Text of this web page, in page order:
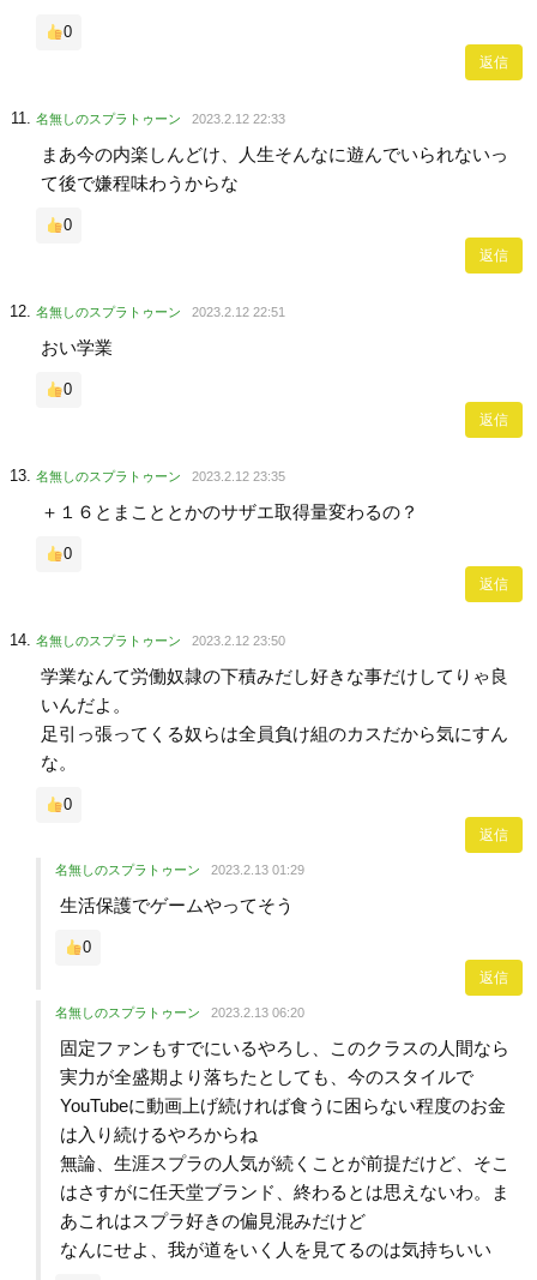
0
返信
名無しのスプラトゥーン 2023.2.12 22:33
まあ今の内楽しんどけ、人生そんなに遊んでいられないっ
て後で嫌程味わうからな
0
返信
名無しのスプラトゥーン 2023.2.12 22:51
おい学業
0
返信
名無しのスプラトゥーン 2023.2.12 23:35
＋１６とまこととかのサザエ取得量変わるの？
0
返信
名無しのスプラトゥーン 2023.2.12 23:50
学業なんて労働奴隷の下積みだし好きな事だけしてりゃ良
いんだよ。
足引っ張ってくる奴らは全員負け組のカスだから気にすん
な。
0
返信
名無しのスプラトゥーン 2023.2.13 01:29
生活保護でゲームやってそう
0
返信
名無しのスプラトゥーン 2023.2.13 06:20
固定ファンもすでにいるやろし、このクラスの人間なら
実力が全盛期より落ちたとしても、今のスタイルで
YouTubeに動画上げ続ければ食うに困らない程度のお金
は入り続けるやろからね
無論、生涯スプラの人気が続くことが前提だけど、そこ
はさすがに任天堂ブランド、終わるとは思えないわ。ま
あこれはスプラ好きの偏見混みだけど
なんにせよ、我が道をいく人を見てるのは気持ちいい